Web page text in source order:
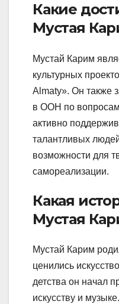
Какие
Мустая
Мустай Карим
культурных
Almaty». Он также
в ООН по
активно
талантливых
возможности для
самореализации.
Какая
Мустая
Мустай Карим
ценились
детства он начал
искусству и